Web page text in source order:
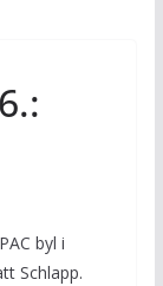
byl i
Schlapp.